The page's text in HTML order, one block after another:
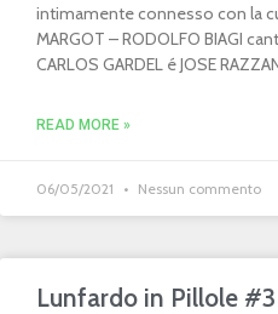
intimamente connesso con la
MARGOT – RODOLFO BIAGI
CARLOS GARDEL é JOSE
READ MORE »
06/05/2021 Nessun commento
Lunfardo in Pillole #3